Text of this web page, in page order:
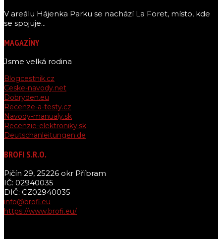
V areálu Hájenka Parku se nachází La Foret, místo, kde
se spojuje...
MAGAZÍNY
Jsme velká rodina
Blogcestnik.cz
Ceske-navody.net
Dobryden.eu
Recenze-a-testy.cz
Navody-manualy.sk
Recenzie-elektroniky.sk
Deutschanleitungen.de
BROFI S.R.O.
Pičín 29, 25226 okr Příbram
IČ: 02940035
DIČ: CZ02940035
info@brofi.eu
https://www.brofi.eu/